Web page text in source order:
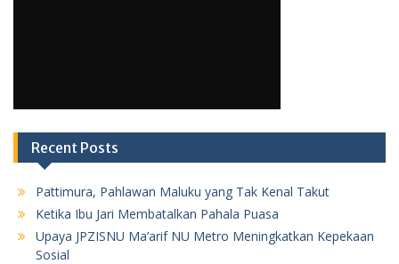
Recent Posts
Pattimura, Pahlawan Maluku yang Tak Kenal Takut
Ketika Ibu Jari Membatalkan Pahala Puasa
Upaya JPZISNU Ma’arif NU Metro Meningkatkan Kepekaan
Sosial